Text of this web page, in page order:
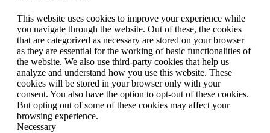
This website uses cookies to improve your experience while
you navigate through the website. Out of these, the cookies
that are categorized as necessary are stored on your browser
as they are essential for the working of basic functionalities of
the website. We also use third-party cookies that help us
analyze and understand how you use this website. These
cookies will be stored in your browser only with your
consent. You also have the option to opt-out of these cookies.
But opting out of some of these cookies may affect your
browsing experience.
Necessary